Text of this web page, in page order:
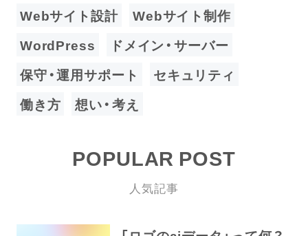
Webサイト設計
Webサイト制作
WordPress
ドメイン・サーバー
保守・運用サポート
セキュリティ
働き方
想い・考え
POPULAR POST
人気記事